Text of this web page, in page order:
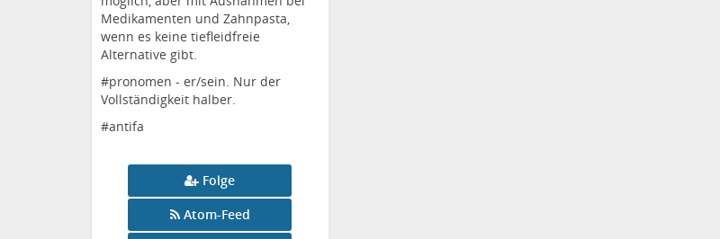
Medikamenten und Zahnpasta,
wenn es keine tiefleidfreie
Alternative gibt.
#pronomen - er/sein. Nur der
Vollständigkeit halber.
#antifa
Folge
Atom-Feed